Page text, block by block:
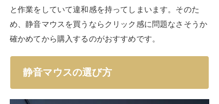
と作業をしていて違和感を持ってしまいます。そのた
め、静音マウスを買うならクリック感に問題なさそうか
確かめてから購入するのがおすすめです。
静音マウスの選び方